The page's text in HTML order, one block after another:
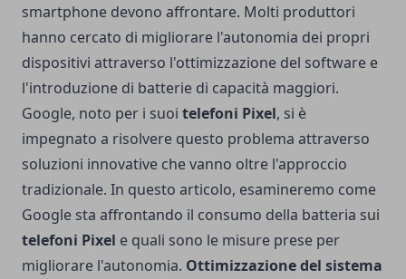
smartphone devono affrontare. Molti produttori
hanno cercato di migliorare l'autonomia dei propri
dispositivi attraverso l'ottimizzazione del software e
l'introduzione di batterie di capacità maggiori.
Google, noto per i suoi telefoni Pixel, si è
impegnato a risolvere questo problema attraverso
soluzioni innovative che vanno oltre l'approccio
tradizionale. In questo articolo, esamineremo come
Google sta affrontando il consumo della batteria sui
telefoni Pixel e quali sono le misure prese per
migliorare l'autonomia. Ottimizzazione del sistema